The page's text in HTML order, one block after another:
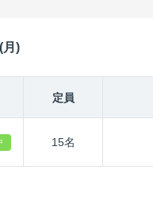
月)
定員
15名